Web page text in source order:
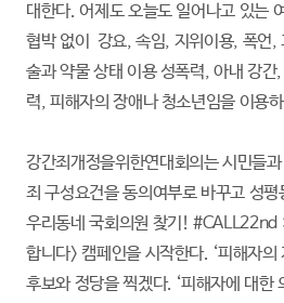
대한다. 어제도 오늘도 일어나고 있는
협박 없이 강요, 속임, 지위이용, 폭언,
술과 약물 상태 이용 성폭력, 아내 강
력, 피해자의 장애나 청소년임을 이용
강간죄개정을위한연대회의는 시민들
죄 구성요건을 동의여부로 바꾸고 성
우리동네 국회의원 찾기! #CALL22nd
합니다> 캠페인을 시작한다. ‘피해자의
후보와 정당을 찍겠다. ‘피해자에 대한